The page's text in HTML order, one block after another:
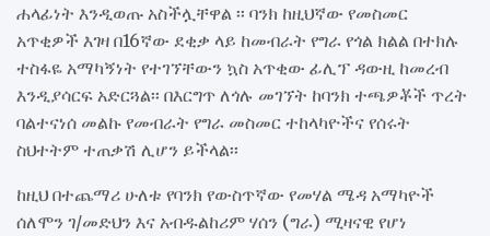
ሐላፊነት እንዲወጡ አስችሏቸዋል ፡፡ ባንክ ከዚህኛው የመስመር
አጥቂዎች እገዛ በ16ኛው ደቂቃ ላይ ከመብራት የግራ የጎል ክልል በተክሉ
ተስፋዬ አማካኝነት የተገኘቸውን ኳስ አጥቂው ፊሊፕ ዳውዚ ከመረብ
እንዲያሳርፍ አድርጓል፡፡ በእርግጥ ለጎሉ መገኘት ከባንክ ተጫዎቾች ጥረት
ባልተናነሰ መልኩ የመብራት የግራ መስመር ተከላካዮችና የሰሩት
ስህተትም ተጠቃሽ ሊሆን ይችላል፡፡
ከዚህ በተጨማሪ ሁለቱ የባንክ የውስጥኛው የመሃል ሜዳ አማካዮች
ሰለሞን ገ/መድህን እና አብዱልከሪም ሃሰን (ግራ) ሚዛናዊ የሆነ